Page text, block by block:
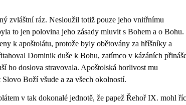
zvláštní ráz. Nesloužil totiž pouze jeho vnitřnímu
to jen polovina jeho zásady mluvit s Bohem a o Bohu.
k apoštolátu, protože byly obětovány za hříšníky a
Dominik duše k Bohu, zatímco v kázáních
ho doslova stravovala. Apoštolská horlivost mu
Boží všude a za všech okolností.
v tak dokonalé jednotě, že papež Řehoř IX. mohl